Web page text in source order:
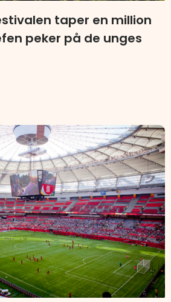
taper en million
peker på de unges